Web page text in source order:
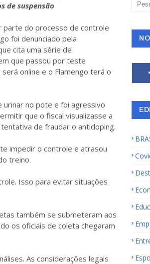
de suspensão
parte do processo de controle
foi denunciado pela
cita uma série de
que passou por teste
online e o Flamengo terá o
urinar no pote e foi agressivo
que o fiscal visualizasse a
de fraudar o antidoping.
impedir o controle e atrasou
treino.
Isso para evitar situações
também se submeteram aos
os oficiais de coleta chegaram
As considerações legais